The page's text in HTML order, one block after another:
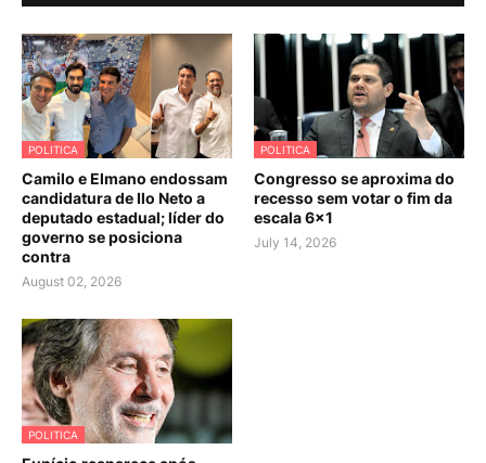
POLITICA
Camilo e Elmano endossam
candidatura de Ilo Neto a
deputado estadual; líder do
governo se posiciona
contra
August 02, 2026
POLITICA
Congresso se aproxima do
recesso sem votar o fim da
escala 6×1
July 14, 2026
POLITICA